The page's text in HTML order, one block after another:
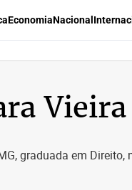
EconomiaNacional
graduada em